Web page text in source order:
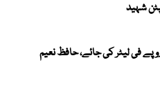
کی قیمت 228 روپے فی لیٹر کی جائے، حافظ نعیم